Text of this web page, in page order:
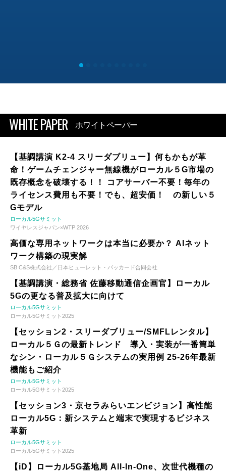
WHITE PAPER ホワイトペーパー
【基調講演 K2-4 スリーダブリュー】何もかもが革
命！ゲームチェンジャー無線機がローカル５G市場の
既存概念を破壊する！！ コアサーバー不要！毎年の
ライセンス費用も不要！でも、超安価！ の新しい５
Gモデル
ローカル5Gサミット
ワイヤレスジャパン×WTP 2026
高価な専用ネットワークは本当に必要か？ AIネット
ワーク構築の現実解
SB C&S株式会社／日本ヒューレット・パッカード合同会社
【基調講演・総務省 佐藤移動通信企画官】ローカル
5Gの更なる普及拡大に向けて
ローカル5Gサミット
ローカル5Gサミット2025
【セッション2・スリーダブリュー/SMFLレンタル】
ローカル５Ｇの最新トレンド 導入・実装が一番簡単
なシン・ローカル５Ｇシステムの実用例 25-26年最新
機能もご紹介
ローカル5Gサミット
ローカル5Gサミット2025
【セッション3・京セラみらいエンビジョン】高性能
ローカル5G：新システムと端末で実現するビジネス
革新
ローカル5Gサミット
ローカル5Gサミット2025
【iD】ローカル5G基地局 All-In-One、次世代機種の